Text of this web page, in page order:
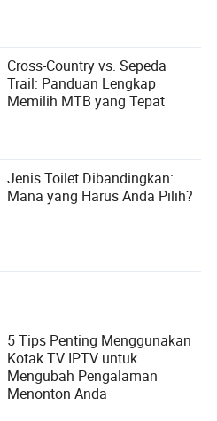
Cross-Country vs. Sepeda
Trail: Panduan Lengkap
Memilih MTB yang Tepat
Jenis Toilet Dibandingkan:
Mana yang Harus Anda Pilih?
5 Tips Penting Menggunakan
Kotak TV IPTV untuk
Mengubah Pengalaman
Menonton Anda